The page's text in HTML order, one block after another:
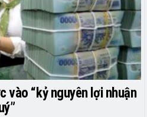
vào “kỷ nguyên lợi nhuận